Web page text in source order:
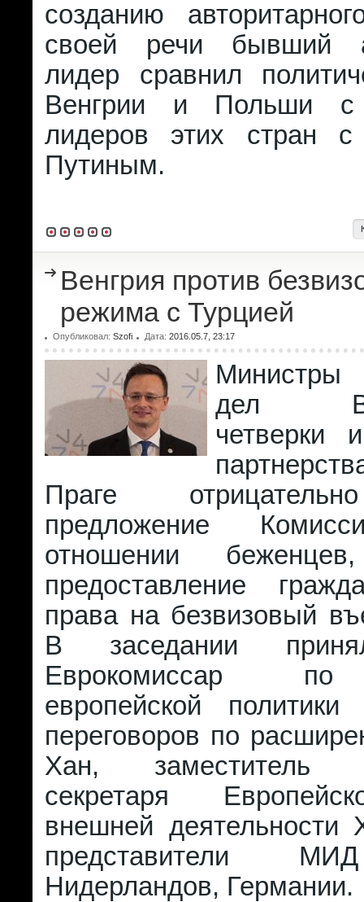
созданию
своей речи бывший
лидер сравнил
Венгрии и Польши
лидеров этих стран
Путиным.
Венгрия против
режима с Турцией
Опубликовал: Szofi Дата: 2016.05.7, 23:17
Министры
дел
четверки
Праге
предложение
отношении
предоставление
права на безвизовый
В заседании
Еврокомиссар по
европейской
переговоров по
Хан, заместитель
секретаря
внешней деятельности
представители
Нидерландов, Германии.